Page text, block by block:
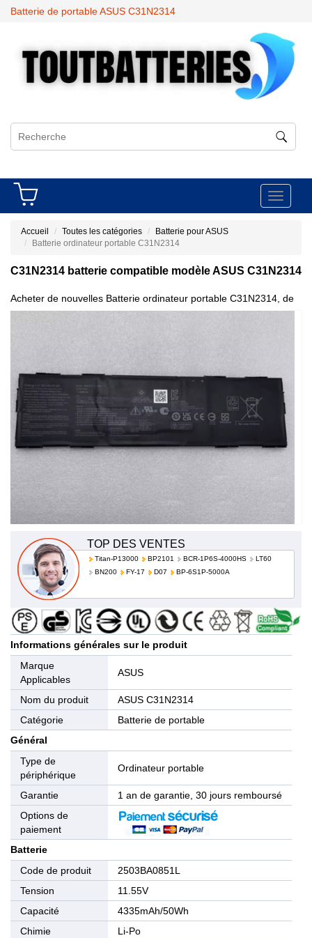
Batterie de portable ASUS C31N2314
Toggle
Accueil Toutes les catégories
Batterie pour ASUS
Batterie ordinateur portable C31N2314
C31N2314 batterie compatible modèle ASUS C31N2314
Acheter de nouvelles Batterie ordinateur portable C31N2314, de
TOP DES VENTES
Titan-P13000 BP2101 BCR-1P6S-4000HS
LT60
BN200
FY-17 D07 BP-6S1P-5000A
Informations générales sur le produit
Marque
Applicables
ASUS
Nom du produit
ASUS C31N2314
Catégorie
Batterie de portable
Général
Type de
périphérique
Ordinateur portable
Garantie
1 an de garantie, 30 jours remboursé
Options de
paiement
Batterie
Code de produit
2503BA0851L
Tension
11.55V
Capacité
4335mAh/50Wh
Chimie
Li-Po